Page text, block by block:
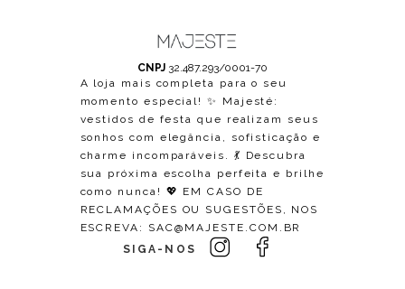
CNPJ 32.487.293/0001-70
A loja mais completa para o seu
momento especial! ✨ Majesté:
vestidos de festa que realizam seus
sonhos com elegância, sofisticação e
charme incomparáveis. 💃 Descubra
sua próxima escolha perfeita e brilhe
como nunca! 💖 EM CASO DE
RECLAMAÇÕES OU SUGESTÕES, NOS
ESCREVA: SAC@MAJESTE.COM.BR
SIGA-NOS